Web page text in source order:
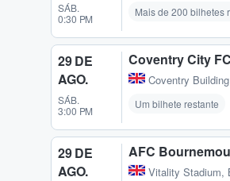
SÁB.
0:30 PM
Mais de 200 bilhetes
29 DE
AGO.
SÁB.
3:00 PM
Coventry City
Coventry
Um bilhete restante
29 DE
AGO.
AFC
Vitality Stadium,